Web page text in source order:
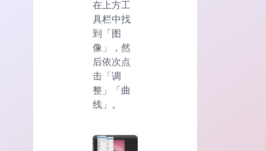
在上方工
具栏中找
到「图
像」，然
后依次点
击「调
整」「曲
线」。